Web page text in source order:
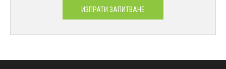
ИЗПРАТИ ЗАПИТВАНЕ